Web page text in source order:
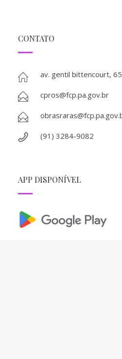
CONTATO
av. gentil bittencourt,
cpros@fcp.pa.gov.br
(91) 3284-9082
APP DISPONÍVEL